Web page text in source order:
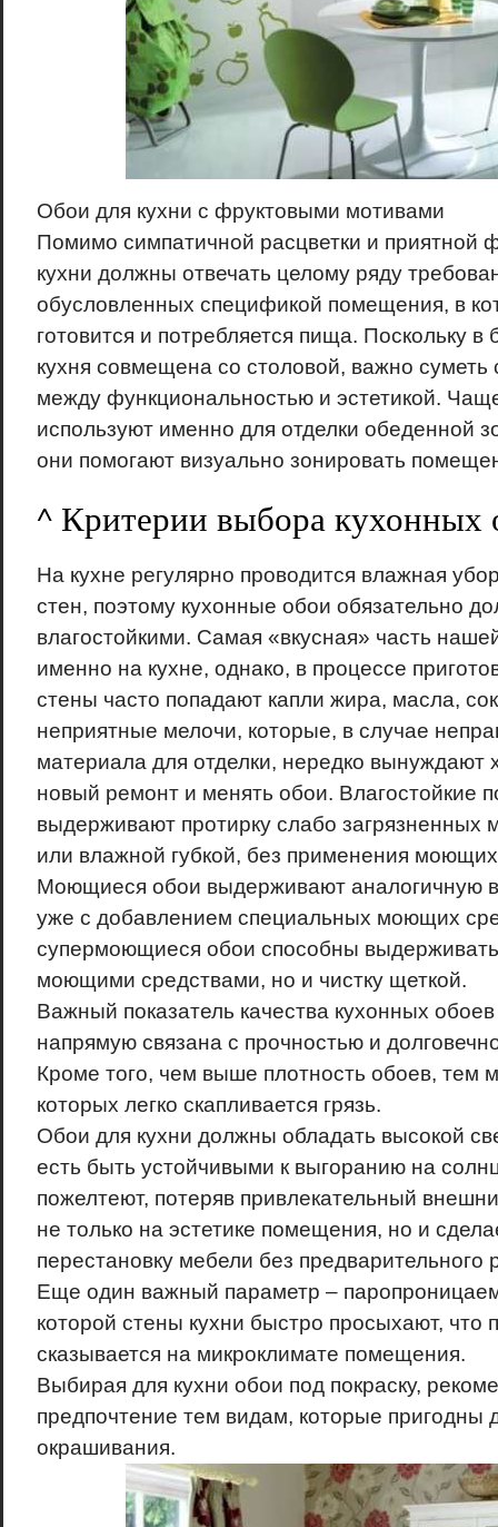
Обои для кухни с фруктовыми мотивами
Помимо симпатичной расцветки и приятной
кухни должны отвечать целому ряду
обусловленных спецификой помещения, в
готовится и потребляется пища. Поскольку
кухня совмещена со столовой, важно
между функциональностью и эстетикой.
используют именно для отделки обеденной
они помогают визуально зонировать
^ Критерии выбора кухонных
На кухне регулярно проводится влажная
стен, поэтому кухонные обои обязательно
влагостойкими. Самая «вкусная» часть
именно на кухне, однако, в процессе
стены часто попадают капли жира, масла,
неприятные мелочи, которые, в случае
материала для отделки, нередко вынуждают
новый ремонт и менять обои. Влагостойкие
выдерживают протирку слабо загрязненных
или влажной губкой, без применения
Моющиеся обои выдерживают аналогичную
уже с добавлением специальных моющих
супермоющиеся обои способны выдерживать
моющими средствами, но и чистку щеткой.
Важный показатель качества кухонных
напрямую связана с прочностью и
Кроме того, чем выше плотность обоев, тем
которых легко скапливается грязь.
Обои для кухни должны обладать высокой
есть быть устойчивыми к выгоранию на
пожелтеют, потеряв привлекательный
не только на эстетике помещения, но и
перестановку мебели без предварительного
Еще один важный параметр –
которой стены кухни быстро просыхают, что
сказывается на микроклимате помещения.
Выбирая для кухни обои под покраску,
предпочтение тем видам, которые пригодны
окрашивания.